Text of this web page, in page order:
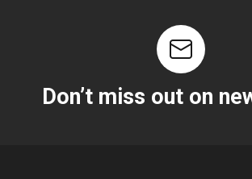
Don’t miss out on